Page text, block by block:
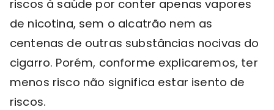
riscos à saúde por conter apenas vapores
de nicotina, sem o alcatrão nem as
centenas de outras substâncias nocivas do
cigarro. Porém, conforme explicaremos, ter
menos risco não significa estar isento de
riscos.